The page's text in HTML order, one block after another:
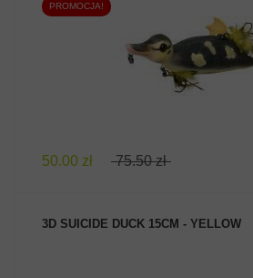
ZOBACZ PRODUKT
PROMOCJA!
50.00 zł 75.50 zł
3D SUICIDE DUCK 15CM - YELLOW